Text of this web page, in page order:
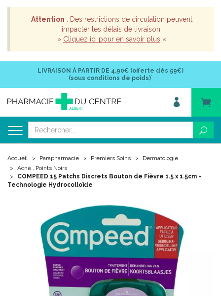
Attention : Des restrictions de circulation peuvent
impacter les délais de livraison.
» Cliquez ici pour en savoir plus «
LIVRAISON À PARTIR DE 4,90€ (offerte dès 59€)
(sous conditions de poids)*
Accueil Parapharmacie Premiers Soins
Dermatologie
Acné , Points Noirs
COMPEED 15 Patchs Discrets Bouton de Fièvre 1.5 x 1.5cm -
Technologie Hydrocolloïde